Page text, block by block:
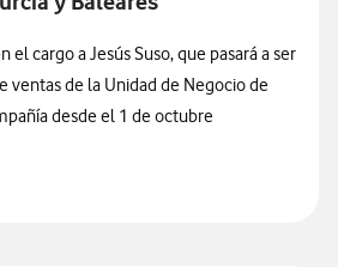
el cargo a Jesús Suso, que pasará a ser
ventas de la Unidad de Negocio de
desde el 1 de octubre